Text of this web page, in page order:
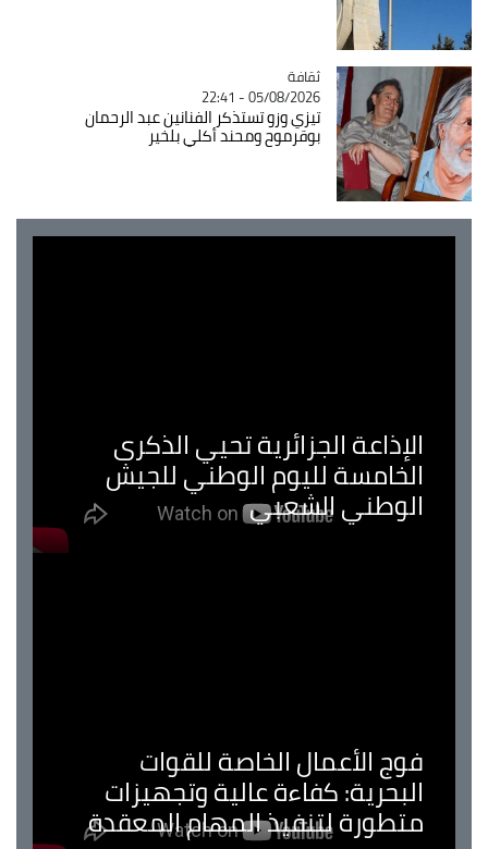
Catégorie
ثقافة
05/08/2026 - 22:41
تيزي وزو تستذكر الفنانين عبد الرحمان
بوقرموح ومحند أكلي بلخير
الإذاعة الجزائرية تحيي الذكرى
الخامسة لليوم الوطني للجيش
الوطني الشعبي
فوج الأعمال الخاصة للقوات
البحرية: كفاءة عالية وتجهيزات
متطورة لتنفيذ المهام المعقدة